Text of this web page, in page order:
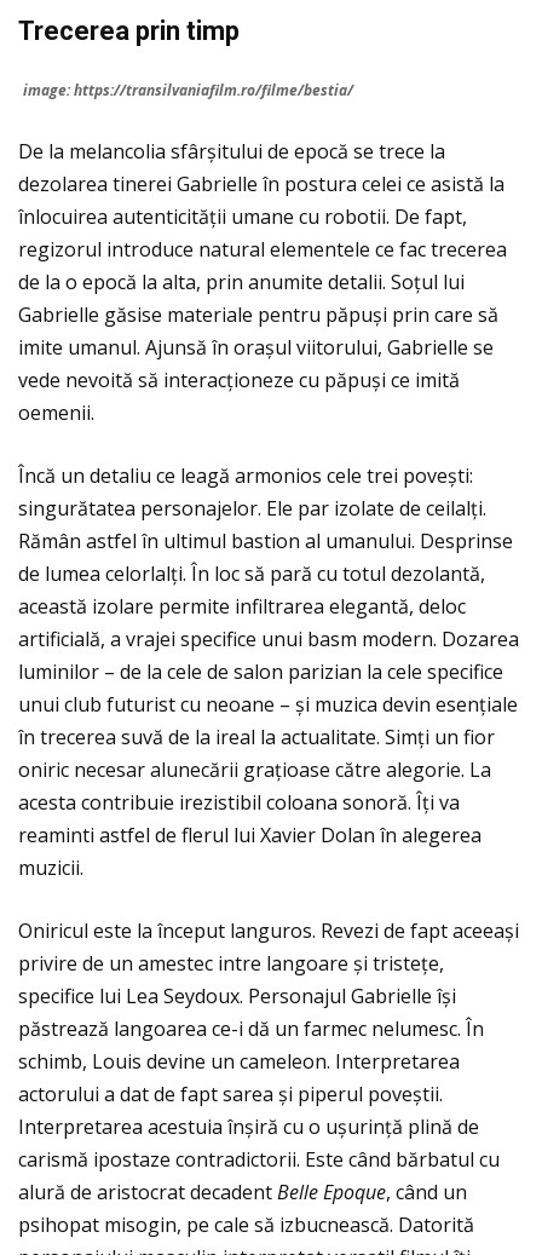
Trecerea prin timp
image: https://transilvaniafilm.ro/filme/bestia/
De la melancolia sfârșitului de epocă se trece la
dezolarea tinerei Gabrielle în postura celei ce asistă la
înlocuirea autenticităţii umane cu robotii. De fapt,
regizorul introduce natural elementele ce fac trecerea
de la o epocă la alta, prin anumite detalii. Soțul lui
Gabrielle găsise materiale pentru păpuși prin care să
imite umanul. Ajunsă în orașul viitorului, Gabrielle se
vede nevoită să interacționeze cu păpuși ce imită
oemenii.
Încă un detaliu ce leagă armonios cele trei povești:
singurătatea personajelor. Ele par izolate de ceilalți.
Rămân astfel în ultimul bastion al umanului. Desprinse
de lumea celorlalți. În loc să pară cu totul dezolantă,
această izolare permite infiltrarea elegantă, deloc
artificială, a vrajei specifice unui basm modern. Dozarea
luminilor – de la cele de salon parizian la cele specifice
unui club futurist cu neoane – și muzica devin esențiale
în trecerea suvă de la ireal la actualitate. Simți un fior
oniric necesar alunecării graţioase către alegorie. La
acesta contribuie irezistibil coloana sonoră. Îţi va
reaminti astfel de flerul lui Xavier Dolan în alegerea
muzicii.
Oniricul este la început languros. Revezi de fapt aceeași
privire de un amestec intre langoare și tristețe,
specifice lui Lea Seydoux. Personajul Gabrielle își
păstrează langoarea ce-i dă un farmec nelumesc. În
schimb, Louis devine un cameleon. Interpretarea
actorului a dat de fapt sarea și piperul poveștii.
Interpretarea acestuia înșiră cu o ușurință plină de
carismă ipostaze contradictorii. Este când bărbatul cu
alură de aristocrat decadentBelle Epoque, când un
psihopat misogin, pe cale să izbucnească. Datorită